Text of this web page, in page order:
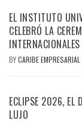
EL INSTITUTO
CELEBRÓ LA
BYCARIBE EMPRESARIAL
ECLIPSE 2026, EL
LUJO